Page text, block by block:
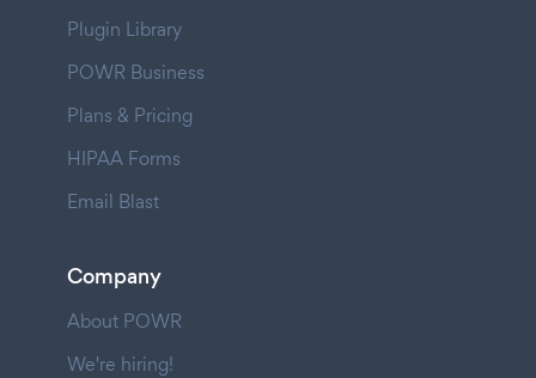
Plugin Library
POWR Business
Plans & Pricing
HIPAA Forms
Email Blast
Company
About POWR
We're hiring!